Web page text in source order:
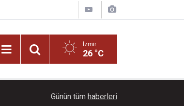
İzmir
26 °C
Üretici bu yaz 264 milyon lira daha fazla
Günün tüm haberleri